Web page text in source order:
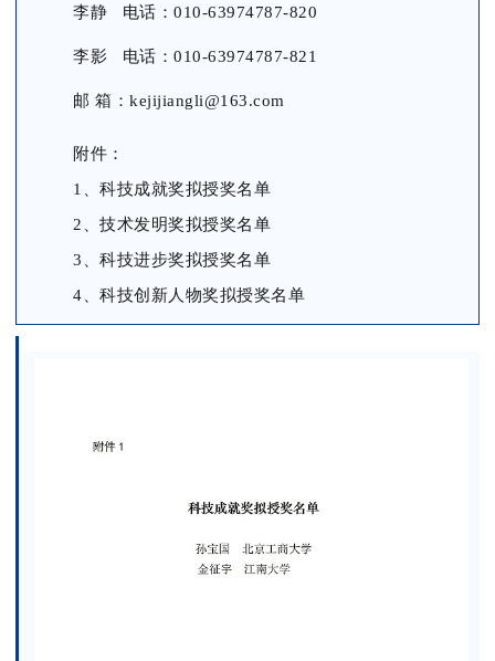
李静 电话：010-63974787-820
李影 电话：010-63974787-821
邮 箱：kejijiangli@163.com
附件：
1、科技成就奖拟授奖名单
2、技术发明奖拟授奖名单
3、科技进步奖拟授奖名单
4、科技创新人物奖拟授奖名单